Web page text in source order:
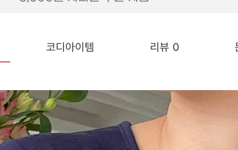
코디아이템 리뷰 0